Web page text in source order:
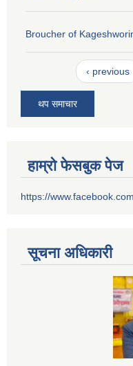
Broucher of
‹ previous
थप समाचार
हाम्रो फेसबुक पेज
https://
सूचना अधिकारी